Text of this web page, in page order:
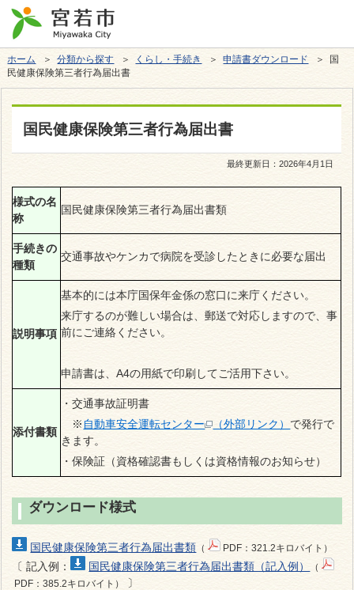
ホーム ＞分類から探す ＞ くらし・手続き ＞申請書ダウンロード
＞ 国
民健康保険第三者行為届出書
国民健康保険第三者行為届出書
最終更新日：2026年4月1日
様式の名
称
国民健康保険第三者行為届出書類
手続きの
種類
交通事故やケンカで病院を受診したときに必要な届出
説明事項
基本的には本庁国保年金係の窓口に来庁ください。
来庁するのが難しい場合は、郵送で対応しますので、事
前にご連絡ください。
申請書は、A4の用紙で印刷してご活用下さい。
添付書類
・交通事故証明書
※ 自動車安全運転センター （外部リンク） で発行で
きます。
・保険証 （資格確認書もしくは資格情報のお知らせ）
ダウンロード様式
国民健康保険第三者行為届出書類 （ PDF：321.2キロバイト）
〔記入例： 国民健康保険第三者行為届出書類（記入例）
（
PDF：385.2キロバイト）
〕